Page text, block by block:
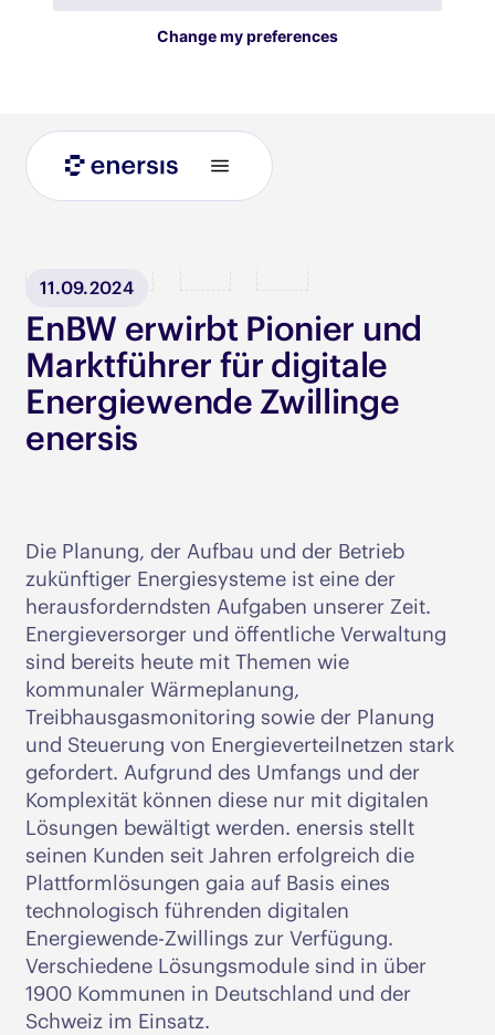
Change my preferences
Blog
11.09.2024
EnBW erwirbt Pionier und
Marktführer für digitale
Energiewende Zwillinge
enersis
Die Planung, der Aufbau und der Betrieb
zukünftiger Energiesysteme ist eine der
herausforderndsten Aufgaben unserer Zeit.
Energieversorger und öffentliche Verwaltung
sind bereits heute mit Themen wie
kommunaler Wärmeplanung,
Treibhausgasmonitoring sowie der Planung
und Steuerung von Energieverteilnetzen stark
gefordert. Aufgrund des Umfangs und der
Komplexität können diese nur mit digitalen
Lösungen bewältigt werden. enersis stellt
seinen Kunden seit Jahren erfolgreich die
Plattformlösungen gaia auf Basis eines
technologisch führenden digitalen
Energiewende-Zwillings zur Verfügung.
Verschiedene Lösungsmodule sind in über
1900 Kommunen in Deutschland und der
Schweiz im Einsatz.